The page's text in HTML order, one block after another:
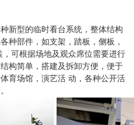
新型的临时看台系统，整体结构
种部件，如支架，踏板，侧板，
可根据场地及观众席位需要进行
构简单，搭建及拆卸方便，便于
育场馆，演艺活 动，各种公开活